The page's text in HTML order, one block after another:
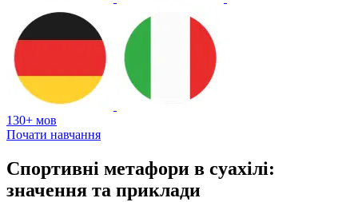
130+ мов
Почати навчання
Спортивні метафори в суахілі:
значення та приклади